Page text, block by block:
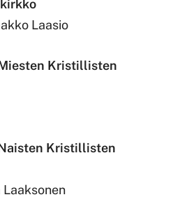
Laasio
Kristillisten
Kristillisten
Laaksonen